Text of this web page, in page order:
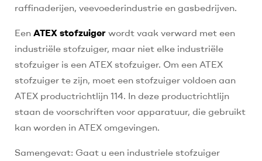
raffinaderijen, veevoederindustrie en gasbedrijven.
Een ATEX stofzuiger wordt vaak verward met een
industriële stofzuiger, maar niet elke industriële
stofzuiger is een ATEX stofzuiger. Om een ATEX
stofzuiger te zijn, moet een stofzuiger voldoen aan
ATEX productrichtlijn 114. In deze productrichtlijn
staan de voorschriften voor apparatuur, die gebruikt
kan worden in ATEX omgevingen.
Samengevat: Gaat u een industriele stofzuiger